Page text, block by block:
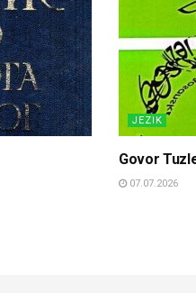
JEZIK
Govor
07.07.2026